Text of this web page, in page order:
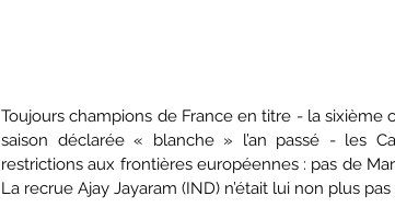
Toujours champions de France en titre - la sixième
saison déclarée « blanche » l’an passé - les
restrictions aux frontières européennes : pas de
La recrue Ajay Jayaram (IND) n’était lui non plus